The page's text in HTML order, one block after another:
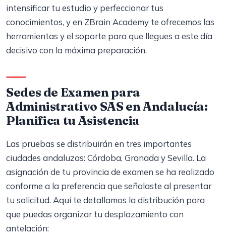
intensificar tu estudio y perfeccionar tus
conocimientos, y en ZBrain Academy te ofrecemos las
herramientas y el soporte para que llegues a este día
decisivo con la máxima preparación.
Sedes de Examen para
Administrativo SAS en Andalucía:
Planifica tu Asistencia
Las pruebas se distribuirán en tres importantes
ciudades andaluzas: Córdoba, Granada y Sevilla. La
asignación de tu provincia de examen se ha realizado
conforme a la preferencia que señalaste al presentar
tu solicitud. Aquí te detallamos la distribución para
que puedas organizar tu desplazamiento con
antelación: